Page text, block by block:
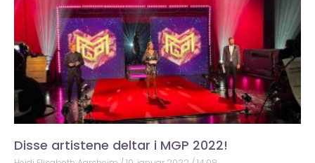
Disse artistene deltar i MGP 2022!